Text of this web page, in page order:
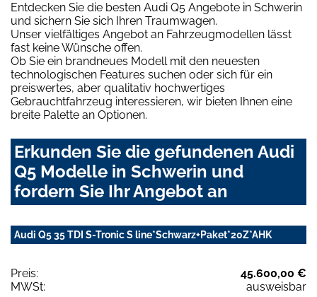
Entdecken Sie die besten Audi Q5 Angebote in Schwerin
und sichern Sie sich Ihren Traumwagen.
Unser vielfältiges Angebot an Fahrzeugmodellen lässt
fast keine Wünsche offen.
Ob Sie ein brandneues Modell mit den neuesten
technologischen Features suchen oder sich für ein
preiswertes, aber qualitativ hochwertiges
Gebrauchtfahrzeug interessieren, wir bieten Ihnen eine
breite Palette an Optionen.
Erkunden Sie die gefundenen Audi
Q5 Modelle in Schwerin und
fordern Sie Ihr Angebot an
Audi Q5 35 TDI S-Tronic S line*Schwarz+Paket*20Z*AHK
Preis:
45.600,00 €
MWSt:
ausweisbar